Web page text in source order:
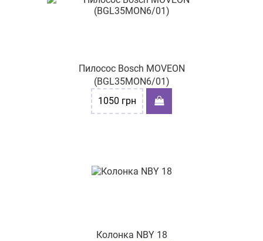
Пилосос Bosch MOVEON
(BGL35MON6/01)
1050 грн
Колонка NBY 18